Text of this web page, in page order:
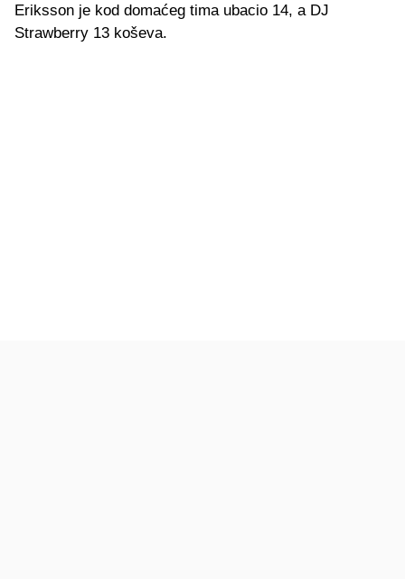
Eriksson je kod domaćeg tima ubacio 14, a DJ
Strawberry 13 koševa.